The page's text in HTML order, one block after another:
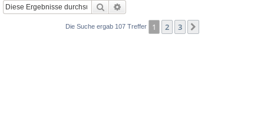
Suche
Die Suche ergab 107 Treffer 1 2 3